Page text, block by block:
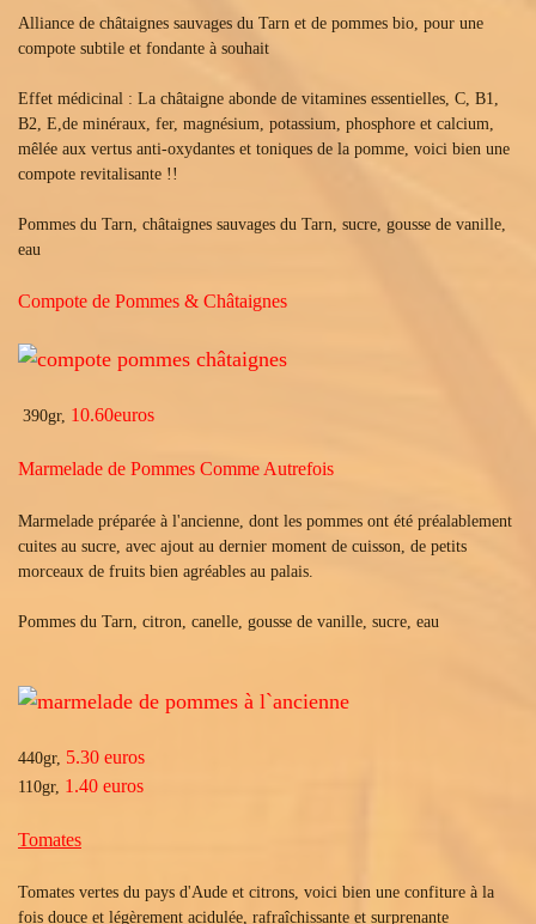
Alliance de châtaignes sauvages du Tarn et de pommes bio, pour une
compote subtile et fondante à souhait
Effet médicinal : La châtaigne abonde de vitamines essentielles, C, B1,
B2, E,de minéraux, fer, magnésium, potassium, phosphore et calcium,
mêlée aux vertus anti-oxydantes et toniques de la pomme, voici bien une
compote revitalisante !!
Pommes du Tarn, châtaignes sauvages du Tarn, sucre, gousse de vanille,
eau
Compote de Pommes & Châtaignes
390gr, 10.60euros
Marmelade de Pommes Comme Autrefois
Marmelade préparée à l'ancienne, dont les pommes ont été préalablement
cuites au sucre, avec ajout au dernier moment de cuisson, de petits
morceaux de fruits bien agréables au palais.
Pommes du Tarn citron canelle, gousse de vanille, sucre, eau
440gr, 5.30 euros
110gr, 1.40 euros
Tomates
Tomates vertes du pays d'Aude et citrons, voici bien une confiture à la
fois douce et légèrement acidulée, rafraîchissante et surprenante